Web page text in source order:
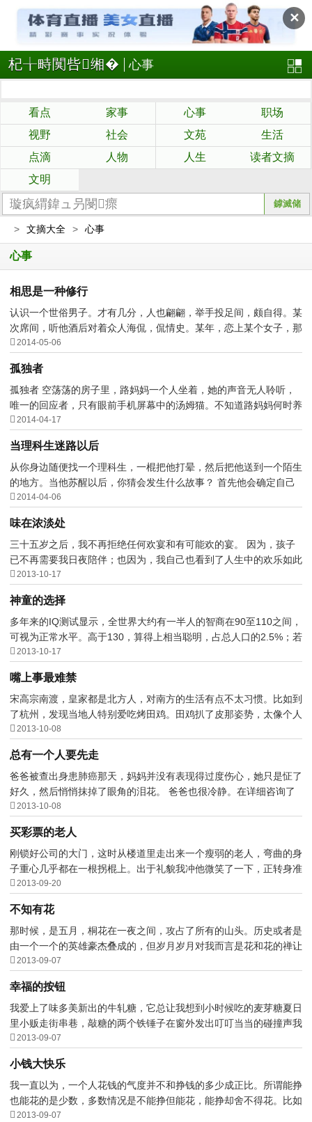
✕
杞╁畤闃呰缃� 心事
看点 家事 心事
职场
视野
社会 文苑
生活
点滴
人物 人生
读者文摘
文明
> 文摘大全 > 心事
心事
相思是一种修行
认识一个世俗男子。才有几分，人也翩翩，举手投足间，颇自得。某
次席间，听他酒后对着众人海侃，侃情史。某年，恋上某个女子，那
女子也恋他，放不下...
 2014-05-06
孤独者
孤独者 空荡荡的房子里，路妈妈一个人坐着，她的声音无人聆听，
唯一的回应者，只有眼前手机屏幕中的汤姆猫。不知道路妈妈何时养
成了和汤姆猫说话的...
 2014-04-17
当理科生迷路以后
从你身边随便找一个理科生，一棍把他打晕，然后把他送到一个陌生
的地方。当他苏醒以后，你猜会发生什么故事？ 首先他会确定自己
是不是还在地球上。 ...
 2014-04-06
味在浓淡处
三十五岁之后，我不再拒绝任何欢宴和有可能欢的宴。 因为，孩子
已不再需要我日夜陪伴；也因为，我自己也看到了人生中的欢乐如此
之少，不如放开心怀...
 2013-10-17
神童的选择
多年来的IQ测试显示，全世界大约有一半人的智商在90至110之间，
可视为正常水平。高于130，算得上相当聪明，占总人口的2.5%；若
是高于140，堪称天才...
 2013-10-17
嘴上事最难禁
宋高宗南渡，皇家都是北方人，对南方的生活有点不太习惯。比如到
了杭州，发现当地人特别爱吃烤田鸡。田鸡扒了皮那姿势，太像个人
了，所以皇后就力挺...
 2013-10-08
总有一个人要先走
爸爸被查出身患肺癌那天，妈妈并没有表现得过度伤心，她只是怔了
好久，然后悄悄抹掉了眼角的泪花。 爸爸也很冷静。在详细咨询了
医生、得知化疗的过...
 2013-10-08
买彩票的老人
刚锁好公司的大门，这时从楼道里走出来一个瘦弱的老人，弯曲的身
子重心几乎都在一根拐棍上。出于礼貌我冲他微笑了一下，正转身准
备离去，他却用一种...
 2013-09-20
不知有花
那时候，是五月，桐花在一夜之间，攻占了所有的山头。历史或者是
由一个一个的英雄豪杰叠成的，但岁月岁月对我而言是花和花的禅让
所缔造的。 桐花极...
 2013-09-07
幸福的按钮
我爱上了味多美新出的牛轧糖，它总让我想到小时候吃的麦芽糖夏日
里小贩走街串巷，敲糖的两个铁锤子在窗外发出叮叮当当的碰撞声我
掏出很少的钱，换薄...
 2013-09-07
小钱大快乐
我一直以为，一个人花钱的气度并不和挣钱的多少成正比。所谓能挣
也能花的是少数，多数情况是不能挣但能花，能挣却舍不得花。比如
我，虽说不是富婆，...
 2013-09-07